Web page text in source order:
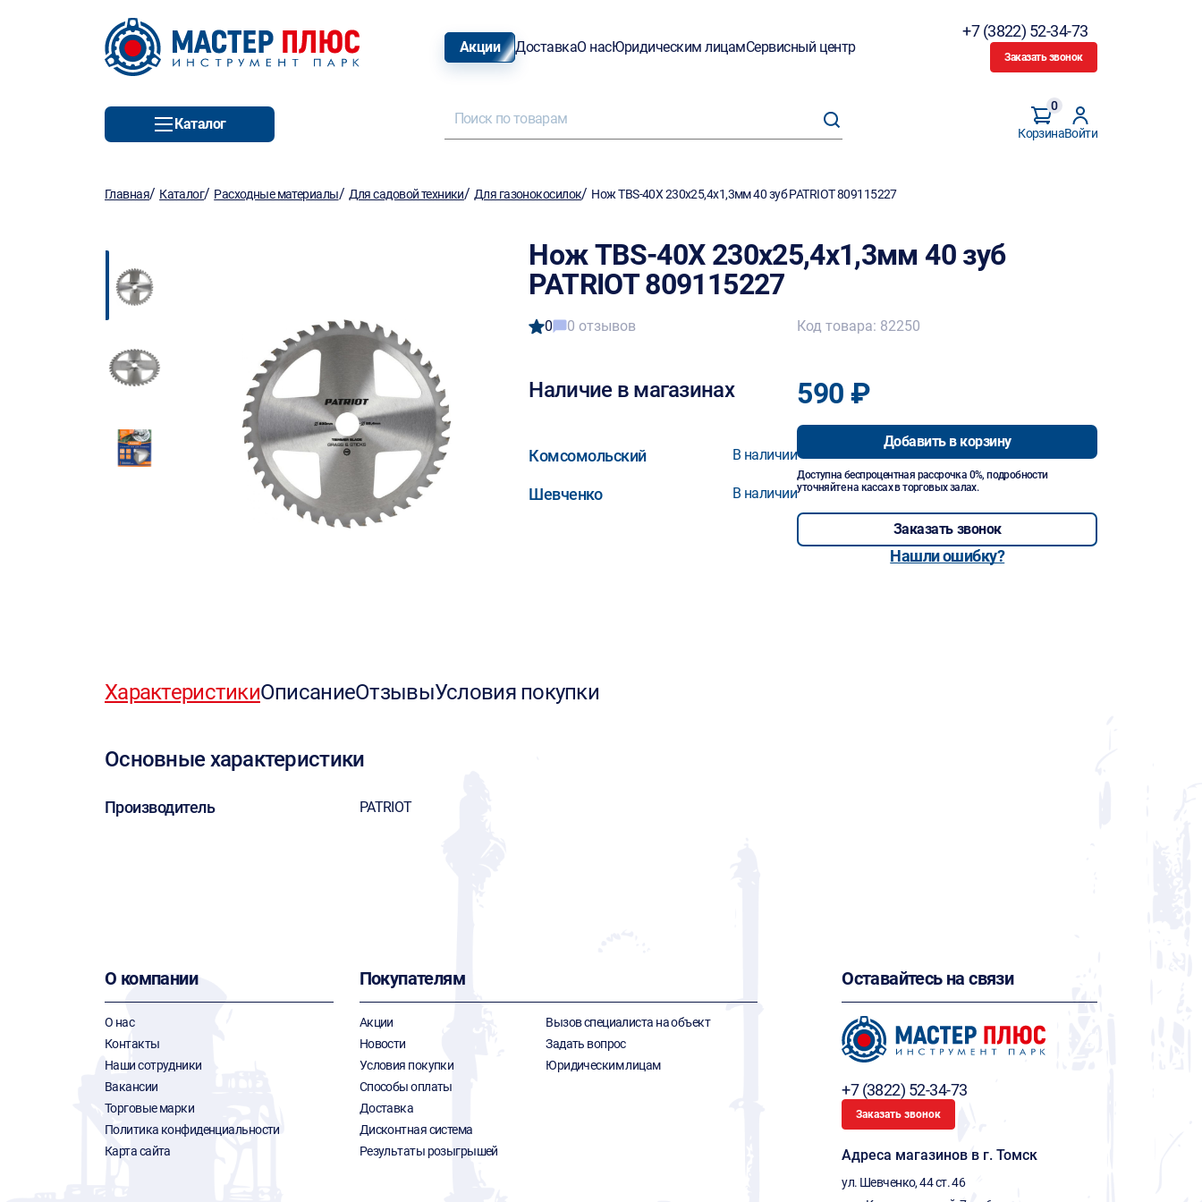
Акции ДоставкаО насЮридическим лицамСервисный центр
+7 (3822) 52-34-73
Заказать звонок
Каталог
Корзина
0
Войти
Главная/ Каталог/ Расходные материалы/ Для садовой техники/ Для газонокосилок/ Нож TBS-40X 230х25,4х1,3мм 40 зуб PATRIOT 809115227
Нож TBS-40X 230х25,4х1,3мм 40 зуб
PATRIOT 809115227
0 0 отзывов
Наличие в магазинах
Комсомольский В наличии
Шевченко В наличии
Код товара: 82250
590 ₽
Добавить в корзину
Доступна беспроцентная рассрочка 0%, подробности
уточняйте на кассах в торговых залах.
Заказать звонок
Нашли ошибку?
ХарактеристикиОписаниеОтзывыУсловия покупки
Основные характеристики
Производитель PATRIOT
О компании
О нас
Контакты
Наши сотрудники
Вакансии
Торговые марки
Политика конфиденциальности
Карта сайта
Покупателям
Акции
Новости
Условия покупки
Способы оплаты
Доставка
Дисконтная система
Результаты розыгрышей
Вызов специалиста на объект
Задать вопрос
Юридическим лицам
Оставайтесь на связи
+7 (3822) 52-34-73
Заказать звонок
Адреса магазинов в г. Томск
ул. Шевченко, 44 ст. 46